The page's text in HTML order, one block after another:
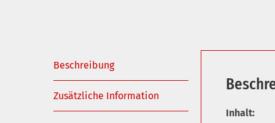
Beschreibung
Zusätzliche Information
Inhalt: